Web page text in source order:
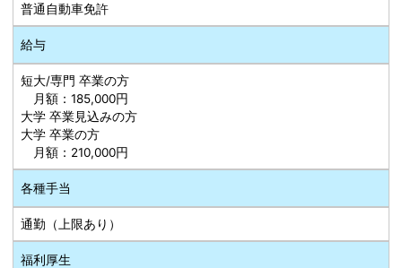
普通自動車免許
給与
短大/専門 卒業の方
月額：185,000円
大学 卒業見込みの方
大学 卒業の方
月額：210,000円
各種手当
通勤（上限あり）
福利厚生